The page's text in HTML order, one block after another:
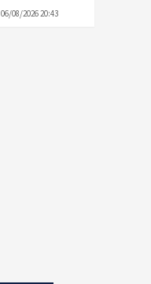
06/08/2026 20:43